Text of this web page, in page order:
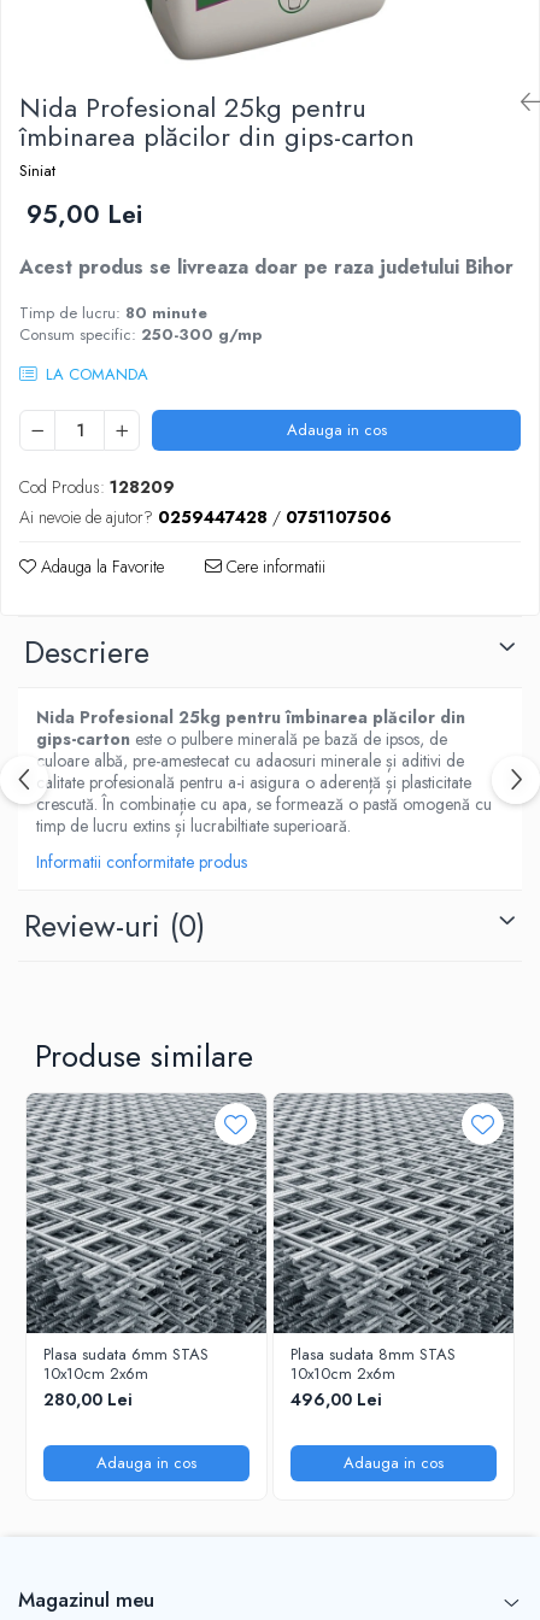
Plasă gard
Stâlpi și cleme
Sisteme cofraje
Sisteme de nivelare
Șpacluri și mixere
Scule zugrăvit
Trafaleți
Pensule
Nida Profesional 25kg pentru
îmbinarea plăcilor din gips-carton
Siniat
95,00 Lei
Acest produs se livreaza doar pe raza judetului Bihor
Timp de lucru: 80 minute
Consum specific: 250-300 g/mp
LA COMANDA
Adauga in cos
Cod Produs: 128209
Ai nevoie de ajutor? 0259447428 / 0751107506
Adauga la Favorite Cere informatii
Descriere
Nida Profesional 25kg pentru îmbinarea plăcilor din
gips-carton este o pulbere minerală pe bază de ipsos, de
culoare albă, pre-amestecat cu adaosuri minerale și aditivi de
calitate profesională pentru a-i asigura o aderență și plasticitate
crescută. În combinație cu apa, se formează o pastă omogenă cu
timp de lucru extins și lucrabiltiate superioară.
Informatii conformitate produs
Review-uri (0)
Produse similare
Plasa sudata 6mm STAS
10x10cm 2x6m
280,00 Lei
Adauga in cos
Plasa sudata 8mm STAS
10x10cm 2x6m
496,00 Lei
Adauga in cos
Magazinul meu